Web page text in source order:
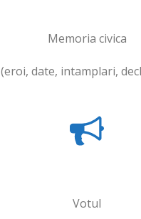
Memoria civica
(eroi, date, intamplari,
Votul